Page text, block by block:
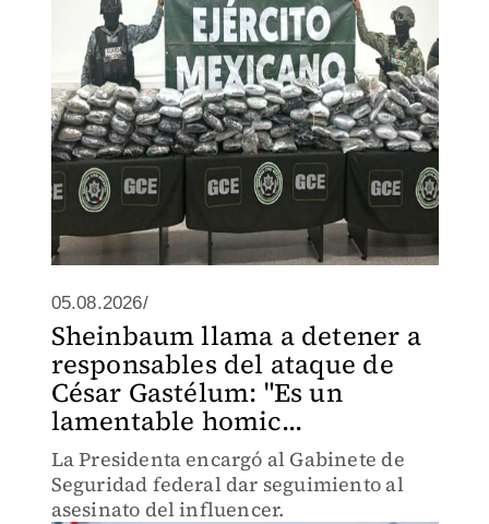
05.08.2026/
Sheinbaum llama a detener a
responsables del ataque de
César Gastélum: "Es un
lamentable homic...
La Presidenta encargó al Gabinete de
Seguridad federal dar seguimiento al
asesinato del influencer.